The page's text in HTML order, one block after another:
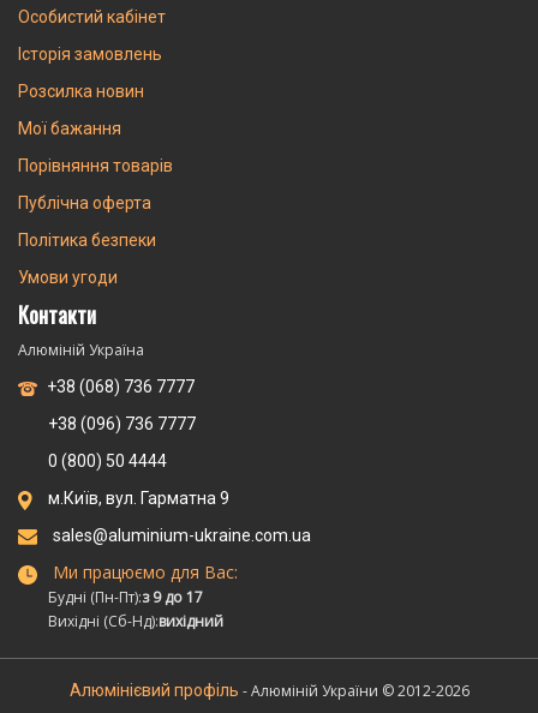
Особистий кабінет
Історія замовлень
Розсилка новин
Мої бажання
Порівняння товарів
Публічна оферта
Політика безпеки
Умови угоди
Контакти
Алюміній Україна
+38 (068) 736 7777
+38 (096) 736 7777
0 (800) 50 4444
м.Київ, вул. Гарматна 9
sales@aluminium-ukraine.com.ua
Ми працюємо для Вас:
Будні (Пн-Пт):з 9 до 17
Вихідні (Сб-Нд):вихідний
Алюмінієвий профіль - Алюміній України © 2012-2026